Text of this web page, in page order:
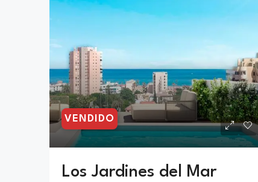
VENDIDO
Los Jardines del Mar